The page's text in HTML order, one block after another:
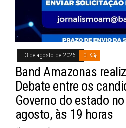
3 de agosto de 2026 0
Band Amazonas
Debate entre os
Governo do estado
agosto, às 19 horas